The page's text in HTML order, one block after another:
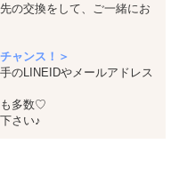
の交換をして、ご一緒にお
ャンス！＞
のLINEIDやメールアドレス
も多数♡
さい♪